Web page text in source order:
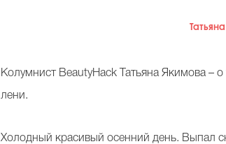
Колумнист BeautyHack Татьяна Якимова –
лени.
Холодный красивый осенний день. Выпал